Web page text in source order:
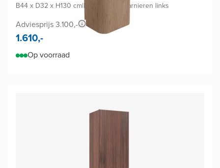
B44 x D32 x H130 cm|Natuur eik Scharnieren links
Adviesprijs 3.100,-
1.610,-
Op voorraad